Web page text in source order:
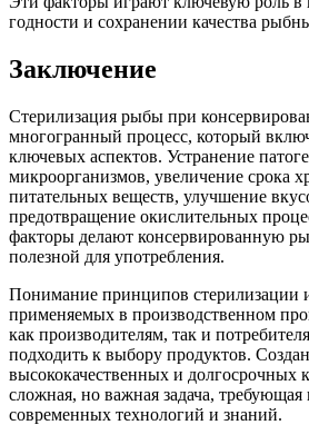
годности и сохранении качества
Заключение
Стерилизация рыбы при
многогранный процесс, который
ключевых аспектов. Устранение
микроорганизмов, увеличение срока
питательных веществ, улучшение
предотвращение окислительных
факторы делают консервированную
полезной для употребления.
Понимание принципов стерилизации
применяемых в производственном
как производителям, так и
подходить к выбору продуктов.
высококачественных и долгосрочных
сложная, но важная задача,
современных технологий и знаний.